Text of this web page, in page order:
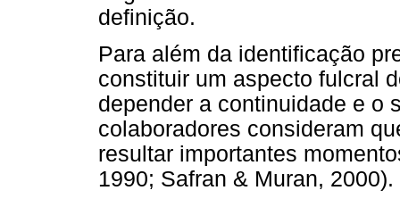
definição.
Para além da identificação
constituir um aspecto fulcral
depender a continuidade e o
colaboradores consideram
resultar importantes
1990; Safran & Muran, 2000).